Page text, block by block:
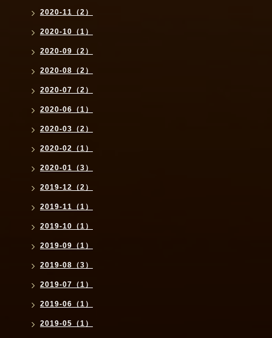
2020-11（2）
2020-10（1）
2020-09（2）
2020-08（2）
2020-07（2）
2020-06（1）
2020-03（2）
2020-02（1）
2020-01（3）
2019-12（2）
2019-11（1）
2019-10（1）
2019-09（1）
2019-08（3）
2019-07（1）
2019-06（1）
2019-05（1）